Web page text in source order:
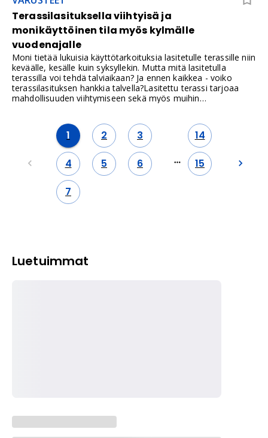
Terassilasituksella viihtyisä ja
monikäyttöinen tila myös kylmälle
vuodenajalle
Moni tietää lukuisia käyttötarkoituksia lasitetulle terassille niin
keväälle, kesälle kuin syksyllekin. Mutta mitä lasitetulla
terassilla voi tehdä talviaikaan? Ja ennen kaikkea - voiko
terassilasituksen hankkia talvella?Lasitettu terassi tarjoaa
mahdollisuuden viihtymiseen sekä myös muihin
1 2 3
4 5 6
7
14
15
Luetuimmat